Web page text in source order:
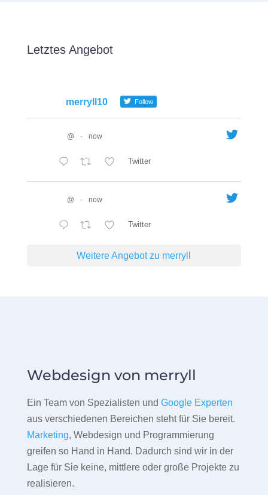
Letztes Angebot
merryll10 Follow
@ · now
Twitter
@ · now
Twitter
Weitere Angebot zu merryll
Webdesign von merryll
Ein Team von Spezialisten und Google Experten
aus verschiedenen Bereichen steht für Sie bereit.
Marketing, Webdesign und Programmierung
greifen so Hand in Hand. Dadurch sind wir in der
Lage für Sie keine, mittlere oder große Projekte zu
realisieren.